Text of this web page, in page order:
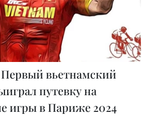
Первый вьетнамский
путевку на
игры в Париже 2024